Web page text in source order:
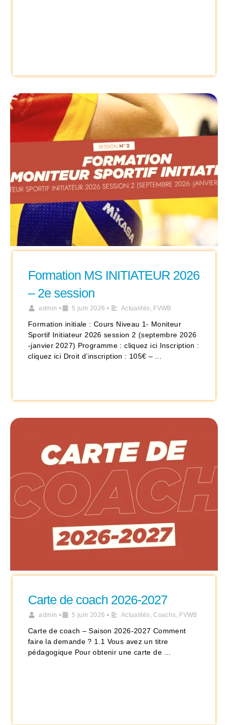
Formation MS INITIATEUR 2026
– 2e session
admin • 5 juin 2026 • Actualités, FVWB
Formation initiale : Cours Niveau 1- Moniteur
Sportif Initiateur 2026 session 2 (septembre 2026
-janvier 2027) Programme : cliquez ici Inscription :
cliquez ici Droit d’inscription : 105€ – …
Carte de coach 2026-2027
admin • 5 juin 2026 • Actualités,Coachs, FVWB
Carte de coach – Saison 2026-2027 Comment
faire la demande ? 1.1 Vous avez un titre
pédagogique Pour obtenir une carte de …